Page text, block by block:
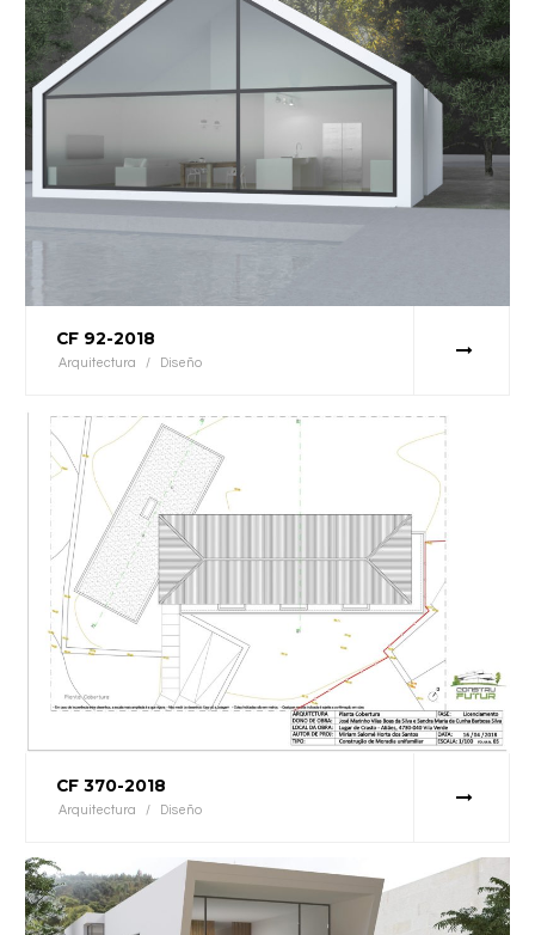
CF 92-2018
Arquitectura / Diseño
CF 370-2018
Arquitectura / Diseño